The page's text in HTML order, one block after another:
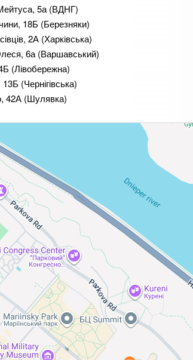
5а (ВДНГ)
18Б (Березняки)
2А (Харківська)
6а (Варшавський)
(Лівобережна)
(Чернігівська)
42А (Шулявка)